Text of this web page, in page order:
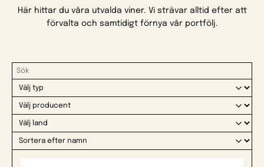
Här hittar du våra utvalda viner. Vi strävar alltid efter att
förvalta och samtidigt förnya vår portfölj.